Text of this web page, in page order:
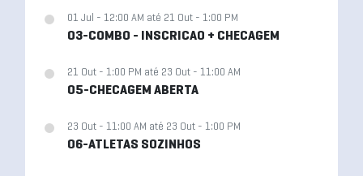
01 Jul - 12:00 AM até 21 Out - 1:00 PM
03-COMBO - INSCRICAO + CHECAGEM
21 Out - 1:00 PM até 23 Out - 11:00 AM
05-CHECAGEM ABERTA
23 Out - 11:00 AM até 23 Out - 1:00 PM
06-ATLETAS SOZINHOS